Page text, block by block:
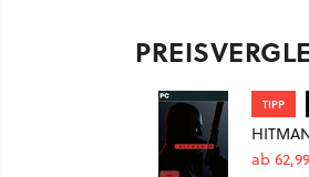
TIPP
ab